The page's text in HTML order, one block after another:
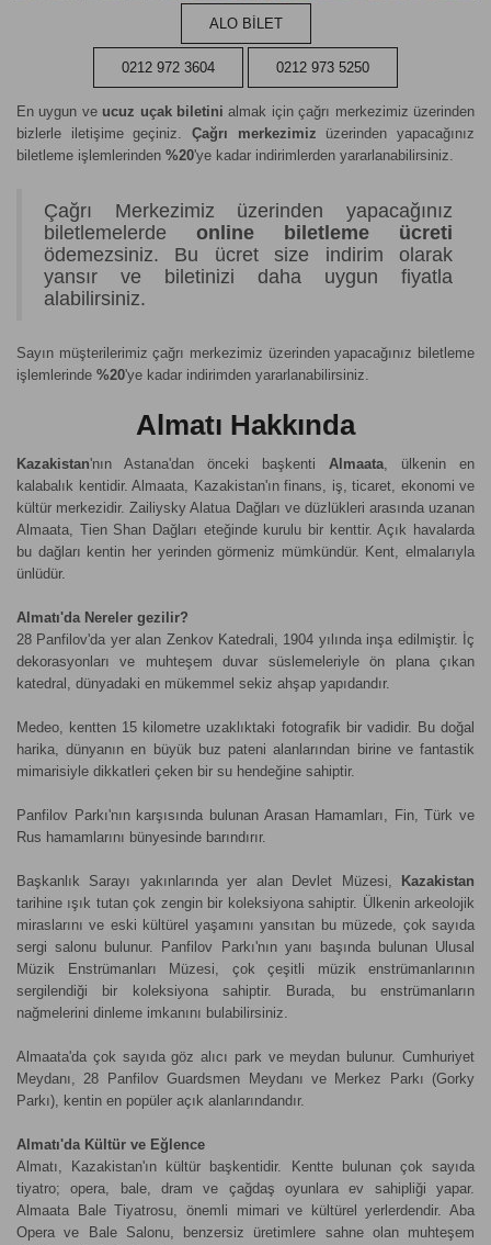
ALO BİLET
0212 972 3604 0212 973 5250
En uygun ve ucuz uçak biletini almak için çağrı merkezimiz üzerinden
bizlerle iletişime geçiniz. Çağrı merkezimiz üzerinden yapacağınız
biletleme işlemlerinden %20'ye kadar indirimlerden yararlanabilirsiniz.
Çağrı Merkezimiz üzerinden yapacağınız
biletlemelerde online biletleme ücreti
ödemezsiniz. Bu ücret size indirim olarak
yansır ve biletinizi daha uygun fiyatla
alabilirsiniz.
Sayın müşterilerimiz çağrı merkezimiz üzerinden yapacağınız biletleme
işlemlerinde %20'ye kadar indirimden yararlanabilirsiniz.
Almatı Hakkında
Kazakistan'nın Astana'dan önceki başkenti Almaata, ülkenin en
kalabalık kentidir. Almaata, Kazakistan'ın finans, iş, ticaret, ekonomi ve
kültür merkezidir. Zailiysky Alatua Dağları ve düzlükleri arasında uzanan
Almaata, Tien Shan Dağları eteğinde kurulu bir kenttir. Açık havalarda
bu dağları kentin her yerinden görmeniz mümkündür. Kent, elmalarıyla
ünlüdür.
Almatı'da Nereler gezilir?
28 Panfilov'da yer alan Zenkov Katedrali, 1904 yılında inşa edilmiştir. İç
dekorasyonları ve muhteşem duvar süslemeleriyle ön plana çıkan
katedral, dünyadaki en mükemmel sekiz ahşap yapıdandır.
Medeo, kentten 15 kilometre uzaklıktaki fotografik bir vadidir. Bu doğal
harika, dünyanın en büyük buz pateni alanlarından birine ve fantastik
mimarisiyle dikkatleri çeken bir su hendeğine sahiptir.
Panfilov Parkı'nın karşısında bulunan Arasan Hamamları, Fin, Türk ve
Rus hamamlarını bünyesinde barındırır.
Başkanlık Sarayı yakınlarında yer alan Devlet Müzesi,
Kazakistan
tarihine ışık tutan çok zengin bir koleksiyona sahiptir. Ülkenin arkeolojik
miraslarını ve eski kültürel yaşamını yansıtan bu müzede, çok sayıda
sergi salonu bulunur. Panfilov Parkı'nın yanı başında bulunan Ulusal
Müzik Enstrümanları Müzesi, çok çeşitli müzik enstrümanlarının
sergilendiği bir koleksiyona sahiptir. Burada, bu enstrümanların
nağmelerini dinleme imkanını bulabilirsiniz.
Almaata'da çok sayıda göz alıcı park ve meydan bulunur. Cumhuriyet
Meydanı, 28 Panfilov Guardsmen Meydanı ve Merkez Parkı (Gorky
Parkı), kentin en popüler açık alanlarındandır.
Almatı'da Kültür ve Eğlence
Almatı, Kazakistan'ın kültür başkentidir. Kentte bulunan çok sayıda
tiyatro; opera, bale, dram ve çağdaş oyunlara ev sahipliği yapar.
Almaata Bale Tiyatrosu, önemli mimari ve kültürel yerlerdendir. Aba
Opera ve Bale Salonu, benzersiz üretimlere sahne olan muhteşem